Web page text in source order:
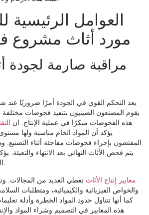
العوامل الرئيسية
مورد أثاث مشروع
مراقبة صارمة لجودة
يعد التحكم القوي في الجودة أمرًا ضروريًا عند
يقوم المصنعون الصينيون بتنفيذ فحوصات مختلفة
هذه الفحوصات مبكرًا في عملية الإنتاج. ان
يؤكد أن المواد الخام مناسبة ولها
المفتشون بإجراء فحوصات مفاجئة أثناء
يتم فحص الأثاث النهائي بعد الانتهاء والتعبئة.
المنتج يلبي جميع المعايير.
معايير إنتاج الأثاث تغطي العديد من المجالات.
والخواص الفيزيائية والكيميائية، ومتطلبات
كما أنها تتناول حدود المواد الخطرة وأدلة
هذه المعايير في التصميم وشراء المواد